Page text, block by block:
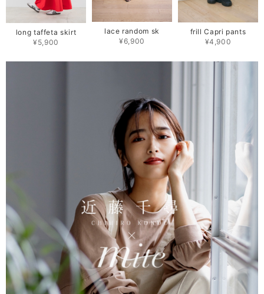
long taffeta skirt
¥5,900
lace random sk
¥6,900
frill Capri pants
¥4,900